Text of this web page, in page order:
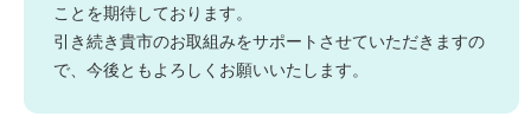
ことを期待しております。
引き続き貴市のお取組みをサポートさせていただきますの
で、今後ともよろしくお願いいたします。